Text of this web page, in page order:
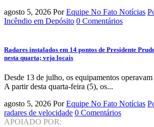
agosto 5, 2026 Por Equipe No Fato Notícias
Incêndio em Depósito 0 Comentários
Radares instalados em 14 pontos de Presidente
nesta quarta; veja locais
Desde 13 de julho, os equipamentos
A partir desta quarta-feira (5), os...
agosto 5, 2026 Por Equipe No Fato Notícias
radares de velocidade 0 Comentários
APOIADO POR: